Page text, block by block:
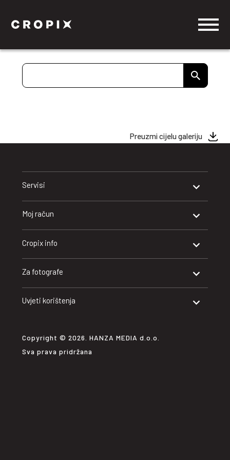
Preuzmi cijelu galeriju
Servisi
Moj račun
Cropix info
Za fotografe
Uvjeti korištenja
Copyright © 2026. HANZA MEDIA d.o.o.
Sva prava pridržana